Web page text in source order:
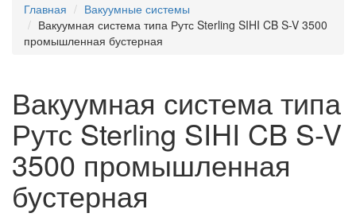
Главная
Вакуумные системы
Вакуумная система типа Рутс Sterling SIHI CB S-V 3500
промышленная бустерная
Вакуумная система типа
Рутс Sterling SIHI CB S-V
3500 промышленная
бустерная